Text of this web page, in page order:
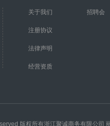
关于我们
注册协议
法律声明
经营资质
招聘会
版权所有浙江聚诚商务有限公司